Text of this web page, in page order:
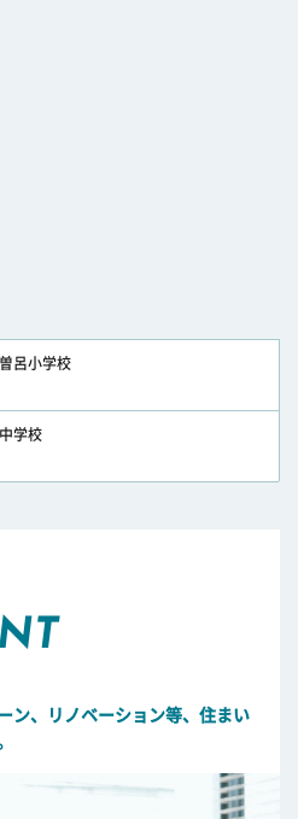
呂小学校
学校
ン、リノベーション等、住まい